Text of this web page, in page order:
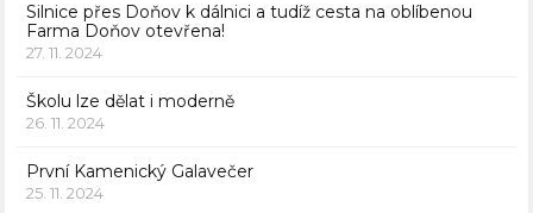
Silnice přes Doňov k dálnici a tudíž cesta na oblíbenou
Farma Doňov otevřena!
27. 11. 2024
Školu lze dělat i moderně
26. 11. 2024
První Kamenický Galavečer
25. 11. 2024